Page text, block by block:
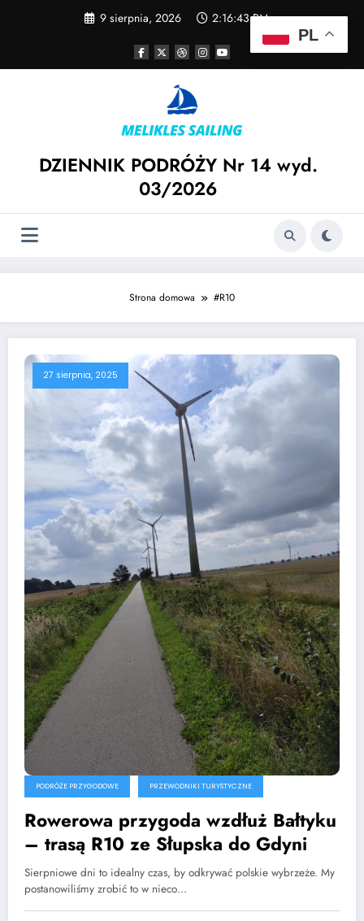
9 sierpnia, 2026 2:16:43 PM
DZIENNIK PODRÓŻY Nr 14 wyd.
03/2026
Strona domowa #R10
27 sierpnia, 2025
PODRÓŻE PRZYGODOWE PRZEWODNIKI TURYSTYCZNE
Rowerowa przygoda wzdłuż Bałtyku
– trasą R10 ze Słupska do Gdyni
Sierpniowe dni to idealny czas, by odkrywać polskie wybrzeże. My
postanowiliśmy zrobić to w nieco…
PL